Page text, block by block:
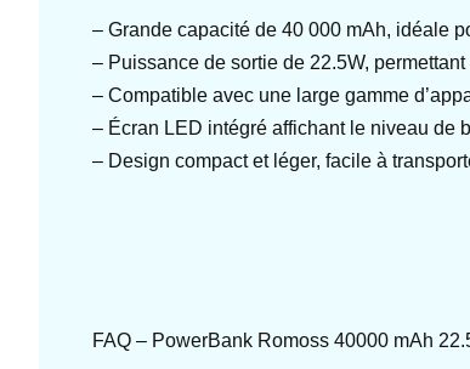
– Grande capacité de 40 000 mAh, idéale
– Puissance de sortie de 22.5W,
– Compatible avec une large gamme
– Écran LED intégré affichant le niveau de
– Design compact et léger, facile à
FAQ – PowerBank Romoss 40000 mAh